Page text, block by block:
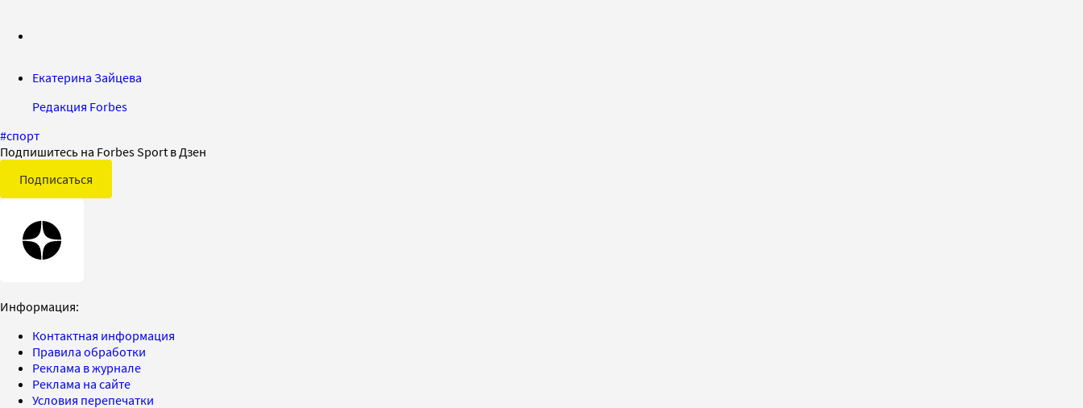
Екатерина Зайцева
Редакция Forbes
#спорт
Подпишитесь на Forbes Sport в Дзен
Подписаться
Информация:
Контактная информация
Правила обработки
Реклама в журнале
Реклама на сайте
Условия перепечатки